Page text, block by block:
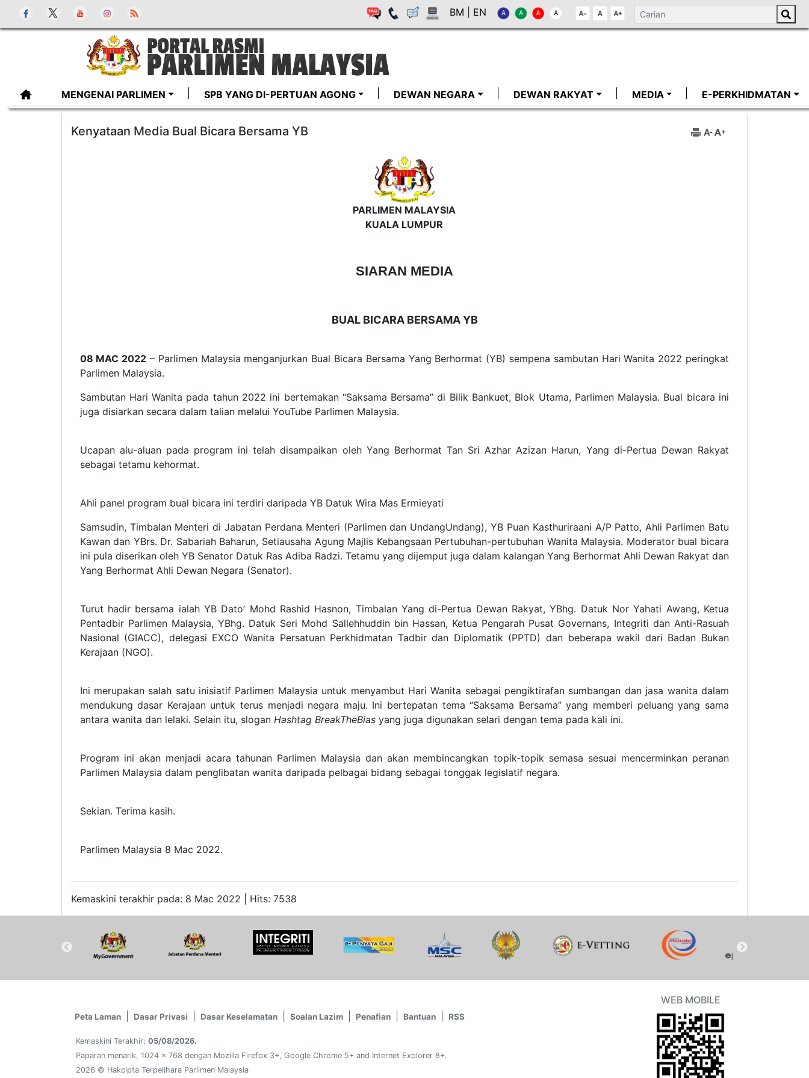
BM EN
MENGENAI PARLIMEN SPB YANG DI-PERTUAN AGONG DEWAN NEGARA DEWAN RAKYAT MEDIA E-PERKHIDMATAN
Kenyataan Media Bual Bicara Bersama YB
PARLIMEN MALAYSIA
KUALA LUMPUR
SIARAN MEDIA
BUAL BICARA BERSAMA YB
08 MAC 2022 – Parlimen Malaysia menganjurkan Bual Bicara Bersama Yang Berhormat (YB) sempena sambutan Hari Wanita 2022 peringkat
Parlimen Malaysia.
Sambutan Hari Wanita pada tahun 2022 ini bertemakan “Saksama Bersama” di Bilik Bankuet, Blok Utama, Parlimen Malaysia. Bual bicara ini
juga disiarkan secara dalam talian melalui YouTube Parlimen Malaysia.
Ucapan alu-aluan pada program ini telah disampaikan oleh Yang Berhormat Tan Sri Azhar Azizan Harun, Yang di-Pertua Dewan Rakyat
sebagai tetamu kehormat.
Ahli panel program bual bicara ini terdiri daripada YB Datuk Wira Mas Ermieyati
Samsudin, Timbalan Menteri di Jabatan Perdana Menteri (Parlimen dan UndangUndang), YB Puan Kasthuriraani A/P Patto, Ahli Parlimen Batu
Kawan dan YBrs. Dr. Sabariah Baharun, Setiausaha Agung Majlis Kebangsaan Pertubuhan-pertubuhan Wanita Malaysia. Moderator bual bicara
ini pula diserikan oleh YB Senator Datuk Ras Adiba Radzi. Tetamu yang dijemput juga dalam kalangan Yang Berhormat Ahli Dewan Rakyat dan
Yang Berhormat Ahli Dewan Negara (Senator).
Turut hadir bersama ialah YB Dato’ Mohd Rashid Hasnon, Timbalan Yang di-Pertua Dewan Rakyat, YBhg. Datuk Nor Yahati Awang, Ketua
Pentadbir Parlimen Malaysia, YBhg. Datuk Seri Mohd Sallehhuddin bin Hassan, Ketua Pengarah Pusat Governans, Integriti dan Anti-Rasuah
Nasional (GIACC), delegasi EXCO Wanita Persatuan Perkhidmatan Tadbir dan Diplomatik (PPTD) dan beberapa wakil dari Badan Bukan
Kerajaan (NGO).
Ini merupakan salah satu inisiatif Parlimen Malaysia untuk menyambut Hari Wanita sebagai pengiktirafan sumbangan dan jasa wanita dalam
mendukung dasar Kerajaan untuk terus menjadi negara maju. Ini bertepatan tema “Saksama Bersama” yang memberi peluang yang sama
antara wanita dan lelaki. Selain itu, slogan Hashtag BreakTheBiasyang juga digunakan selari dengan tema pada kali ini.
Program ini akan menjadi acara tahunan Parlimen Malaysia dan akan membincangkan topik-topik semasa sesuai mencerminkan peranan
Parlimen Malaysia dalam penglibatan wanita daripada pelbagai bidang sebagai tonggak legislatif negara.
Sekian. Terima kasih.
Parlimen Malaysia 8 Mac 2022.
Kemaskini terakhir pada: 8 Mac 2022 | Hits: 7538
Peta Laman Dasar Privasi Dasar Keselamatan Soalan Lazim Penafian Bantuan RSS
Kemaskini Terakhir: 05/08/2026.
Paparan menarik, 1024 x 768 dengan Mozilla Firefox 3+, Google Chrome 5+ and Internet Explorer 8+.
2026 © Hakcipta Terpelihara Parlimen Malaysia
WEB MOBILE